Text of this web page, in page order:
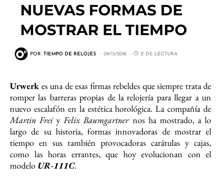
NUEVAS FORMAS DE
MOSTRAR EL TIEMPO
POR TIEMPO DE RELOJES 09/13/2018 2' DE LECTURA
Urwerk es una de esas firmas rebeldes que siempre trata de
romper las barreras propias de la relojería para llegar a un
nuevo escalafón en la estética horológica. La compañía de
Martin FreiyFelix Baumgartnernos ha mostrado, a lo
largo de su historia, formas innovadoras de mostrar el
tiempo en sus también provocadoras carátulas y cajas,
como las horas errantes, que hoy evolucionan con el
modelo UR-111C.